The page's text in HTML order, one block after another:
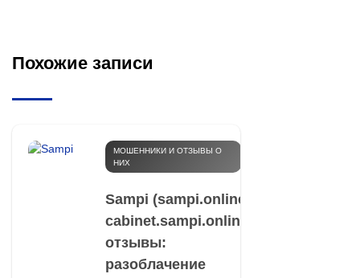
Похожие записи
МОШЕННИКИ И ОТЗЫВЫ О
НИХ
Sampi (sampi.online,
cabinet.sampi.online)
отзывы:
разоблачение